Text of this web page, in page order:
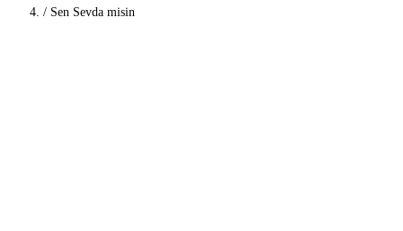
/ Sen Sevda misin